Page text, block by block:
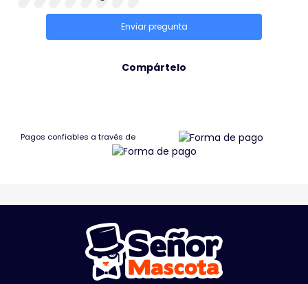
Enviar pregunta
Compártelo
Pagos confiables a través de